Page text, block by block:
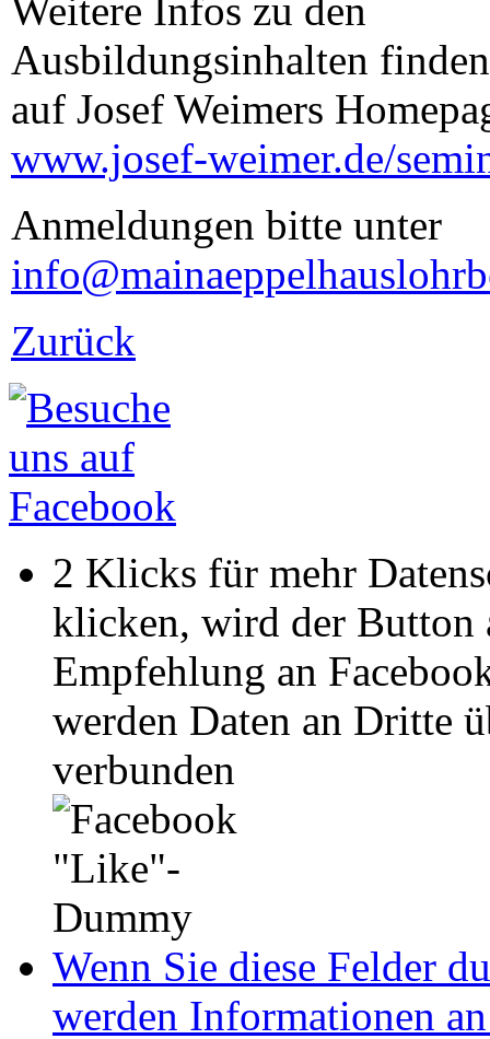
Weitere Infos zu den
Ausbildungsinhalten
auf Josef Weimers
www.josef-weimer.de/
Anmeldungen bitte unter
Zurück
2 Klicks für mehr
klicken, wird der Button
Empfehlung an
werden Daten an Dritte
verbunden
Wenn Sie diese Felder
werden Informationen